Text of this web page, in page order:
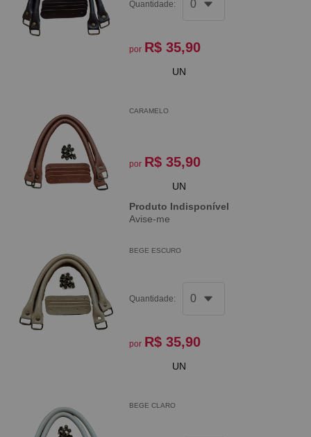
Quantidade:
por R$ 35,90
UN
CARAMELO
por R$ 35,90
UN
Produto Indisponível
Avise-me
BEGE ESCURO
Quantidade:
por R$ 35,90
UN
BEGE CLARO